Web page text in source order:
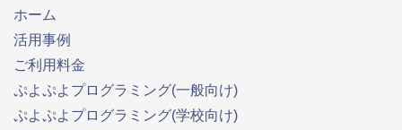
ホーム
活用事例
ご利用料金
ぷよぷよプログラミング(一般向け)
ぷよぷよプログラミング(学校向け)